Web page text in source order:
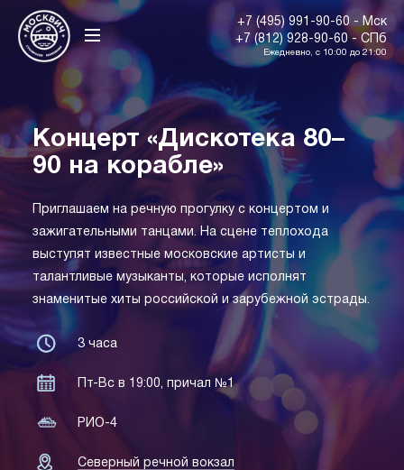
+7 (495) 991-90-60 - Мск
+7 (812) 928-90-60 - СПб
Ежедневно, с 10:00 до 21:00
Концерт «Дискотека 80–
90 на корабле»
Приглашаем на речную прогулку с концертом и
зажигательными танцами. На сцене теплохода
выступят известные московские артисты и
талантливые музыканты, которые исполнят
знаменитые хиты российской и зарубежной эстрады.
3 часа
Пт-Вс в 19:00, причал №1
РИО-4
Северный речной вокзал